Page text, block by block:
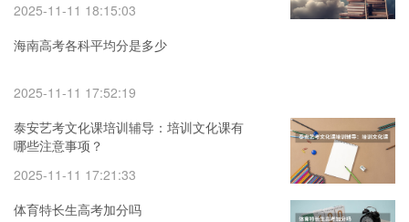
2025-11-11 18:15:03
海南高考各科平均分是多少
2025-11-11 17:52:19
泰安艺考文化课培训辅导：培训文化课有
哪些注意事项？
2025-11-11 17:21:33
体育特长生高考加分吗